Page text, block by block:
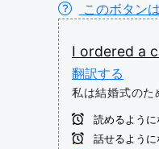
このボタン
I ordered a
翻訳する
私は結婚式のた
読めるように
話せるように